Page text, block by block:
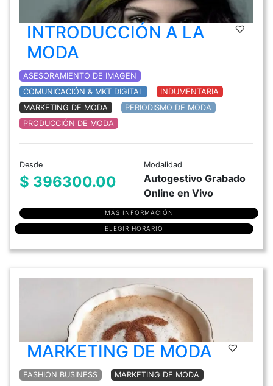
INTRODUCCIÓN A LA
MODA
ASESORAMIENTO DE IMAGEN
COMUNICACIÓN & MKT DIGITAL
INDUMENTARIA
MARKETING DE MODA
PERIODISMO DE MODA
PRODUCCIÓN DE MODA
Desde
$ 396300.00
Modalidad
Autogestivo Grabado
Online en Vivo
MÁS INFORMACIÓN
ELEGIR HORARIO
MARKETING DE MODA
FASHION BUSINESS MARKETING DE MODA